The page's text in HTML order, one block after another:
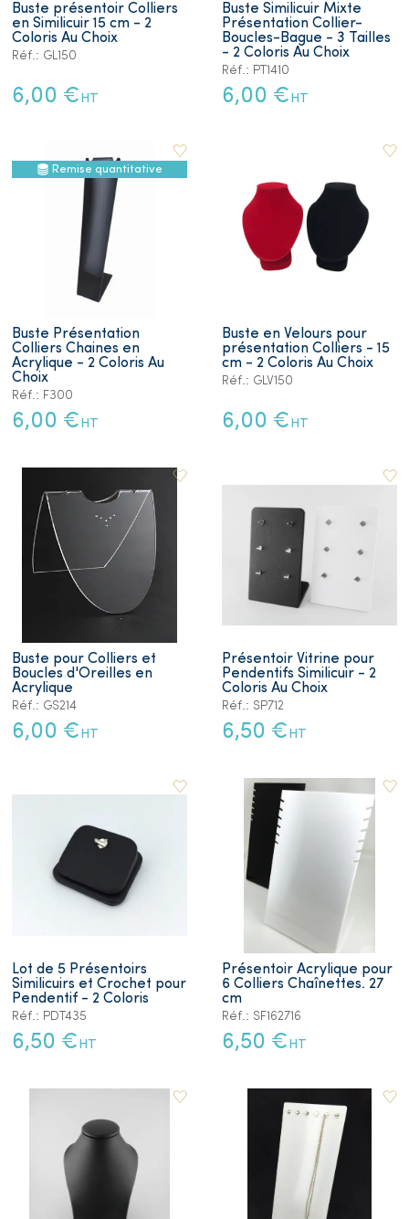
Buste présentoir Colliers
en Similicuir 15 cm - 2
Coloris Au Choix
Réf.: GL150
6,00 € HT
Buste Similicuir Mixte
Présentation Collier-
Boucles-Bague - 3 Tailles
- 2 Coloris Au Choix
Réf.: PT1410
6,00 € HT
Remise quantitative
Buste Présentation
Colliers Chaines en
Acrylique - 2 Coloris Au
Choix
Réf.: F300
6,00 € HT
Buste en Velours pour
présentation Colliers - 15
cm - 2 Coloris Au Choix
Réf.: GLV150
6,00 € HT
Buste pour Colliers et
Boucles d'Oreilles en
Acrylique
Réf.: GS214
6,00 € HT
Présentoir Vitrine pour
Pendentifs Similicuir - 2
Coloris Au Choix
Réf.: SP712
6,50 € HT
Lot de 5 Présentoirs
Similicuirs et Crochet pour
Pendentif - 2 Coloris
Réf.: PDT435
6,50 € HT
Présentoir Acrylique pour
6 Colliers Chaînettes. 27
cm
Réf.: SF162716
6,50 € HT